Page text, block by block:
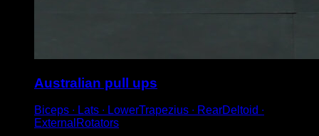
Australian pull ups
Biceps ∙ Lats ∙ LowerTrapezius ∙ RearDeltoid ∙
ExternalRotators